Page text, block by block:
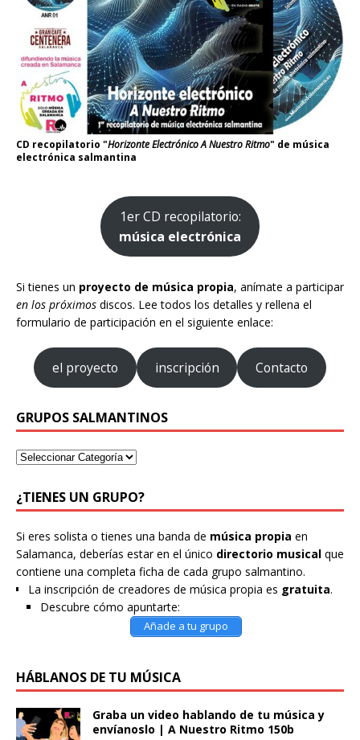
CD recopilatorio "Horizonte Electrónico A Nuestro Ritmo" de música
electrónica salmantina
1er CD recopilatorio:
música electrónica
Si tienes un proyecto de música propia, anímate a participar
en los próximos discos. Lee todos los detalles y rellena el
formulario de participación en el siguiente enlace:
el proyecto inscripción Contacto
GRUPOS SALMANTINOS
¿TIENES UN GRUPO?
Si eres solista o tienes una banda de música propia en
Salamanca, deberías estar en el único directorio musical que
contiene una completa ficha de cada grupo salmantino.
La inscripción de creadores de música propia es gratuita.
Descubre cómo apuntarte:
Añade a tu grupo
HÁBLANOS DE TU MÚSICA
Graba un video hablando de tu música y
envíanoslo | A Nuestro Ritmo 150b